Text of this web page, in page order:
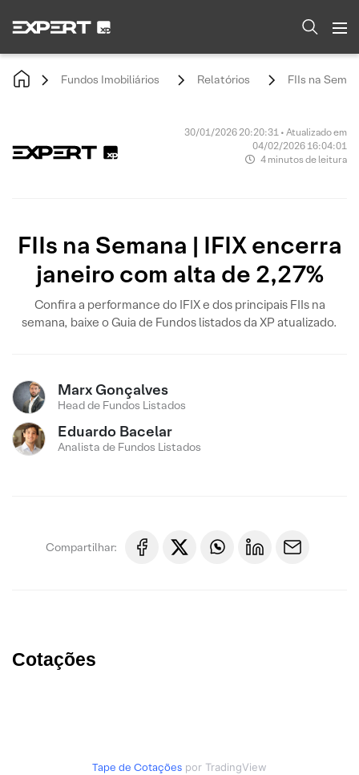
Fundos Imobiliários Relatórios FIIs na
30/01/2026 20:20:31 • Atualizado em
04/02/2026 16:04:01
4 minutos de leitura
FIIs na Semana | IFIX encerra
janeiro com alta de 2,27%
Confira a performance do IFIX e dos principais FIIs na
semana, baixe o Guia de Fundos listados da XP atualizado.
Marx Gonçalves
Head de Fundos Listados
Eduardo Bacelar
Analista de Fundos Listados
Compartilhar:
Cotações
Tape de Cotações por TradingView